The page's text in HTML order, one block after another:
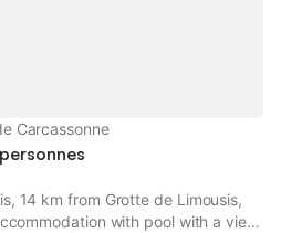
Carcassonne
14 km from Grotte de Limousis,
with pool with a view,